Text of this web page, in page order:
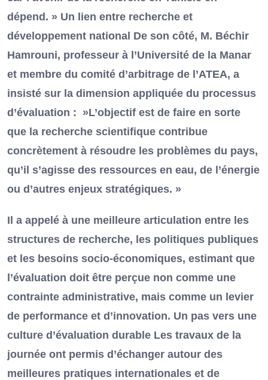
dépend. » Un lien entre recherche et
développement national De son côté, M. Béchir
Hamrouni, professeur à l’Université de la Manar
et membre du comité d’arbitrage de l’ATEA, a
insisté sur la dimension appliquée du processus
d’évaluation : »L’objectif est de faire en sorte
que la recherche scientifique contribue
concrètement à résoudre les problèmes du pays,
qu’il s’agisse des ressources en eau, de l’énergie
ou d’autres enjeux stratégiques. »
Il a appelé à une meilleure articulation entre les
structures de recherche, les politiques publiques
et les besoins socio-économiques, estimant que
l’évaluation doit être perçue non comme une
contrainte administrative, mais comme un levier
de performance et d’innovation. Un pas vers une
culture d’évaluation durable Les travaux de la
journée ont permis d’échanger autour des
meilleures pratiques internationales et de